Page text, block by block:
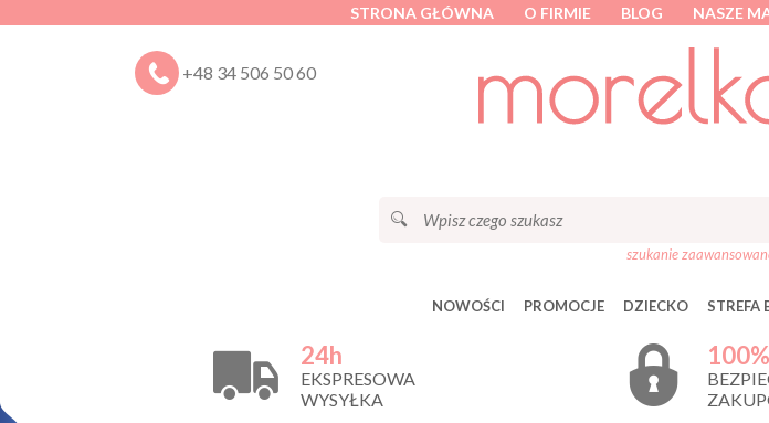
STRONA GŁÓWNA O FIRMIE BLOG NASZE
+48 34 506 50 60
szukanie
NOWOŚCI PROMOCJE DZIECKO STREFA
24h
EKSPRESOWA
WYSYŁKA
100%